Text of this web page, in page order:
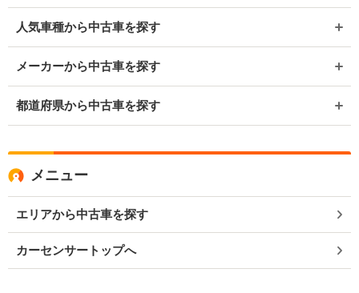
人気車種から中古車を探す
メーカーから中古車を探す
都道府県から中古車を探す
メニュー
エリアから中古車を探す
カーセンサートップへ